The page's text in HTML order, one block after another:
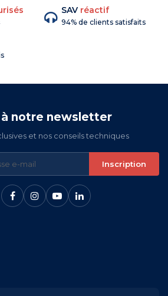
SAV réactif
94% de clients satisfaits
notre newsletter
et nos conseils techniques
Inscription